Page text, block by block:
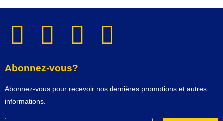
Abonnez-vous?
Abonnez-vous pour recevoir nos dernières promotions et autres
informations.